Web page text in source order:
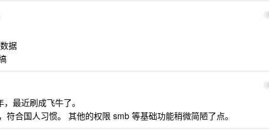
8
据
9
最近刷成飞牛了。
合国人习惯。 其他的权限 smb 等基础功能稍微简陋了点。